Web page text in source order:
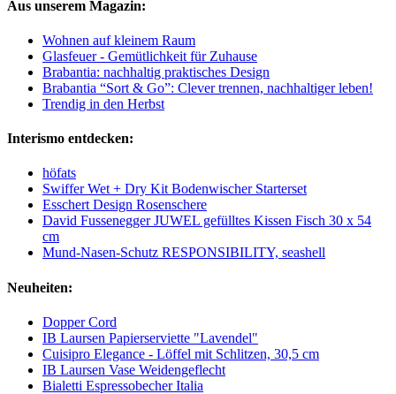
Aus unserem Magazin:
Wohnen auf kleinem Raum
Glasfeuer - Gemütlichkeit für Zuhause
Brabantia: nachhaltig praktisches Design
Brabantia “Sort & Go”: Clever trennen, nachhaltiger leben!
Trendig in den Herbst
Interismo entdecken:
höfats
Swiffer Wet + Dry Kit Bodenwischer Starterset
Esschert Design Rosenschere
David Fussenegger JUWEL gefülltes Kissen Fisch 30 x 54
cm
Mund-Nasen-Schutz RESPONSIBILITY, seashell
Neuheiten:
Dopper Cord
IB Laursen Papierserviette "Lavendel"
Cuisipro Elegance - Löffel mit Schlitzen, 30,5 cm
IB Laursen Vase Weidengeflecht
Bialetti Espressobecher Italia